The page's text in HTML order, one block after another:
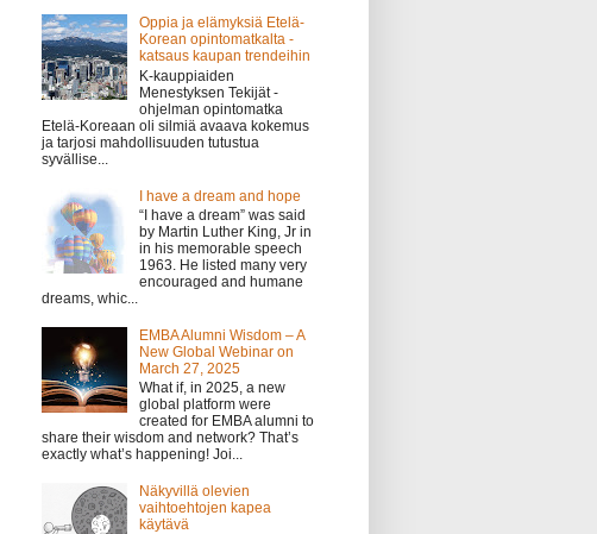
Oppia ja elämyksiä Etelä-
Korean opintomatkalta -
katsaus kaupan trendeihin
K-kauppiaiden
Menestyksen Tekijät -
ohjelman opintomatka
Etelä-Koreaan oli silmiä avaava kokemus
ja tarjosi mahdollisuuden tutustua
syvällise...
I have a dream and hope
“I have a dream” was said
by Martin Luther King, Jr in
in his memorable speech
1963. He listed many very
encouraged and humane
dreams, whic...
EMBA Alumni Wisdom – A
New Global Webinar on
March 27, 2025
What if, in 2025, a new
global platform were
created for EMBA alumni to
share their wisdom and network? That’s
exactly what’s happening! Joi...
Näkyvillä olevien
vaihtoehtojen kapea
käytävä